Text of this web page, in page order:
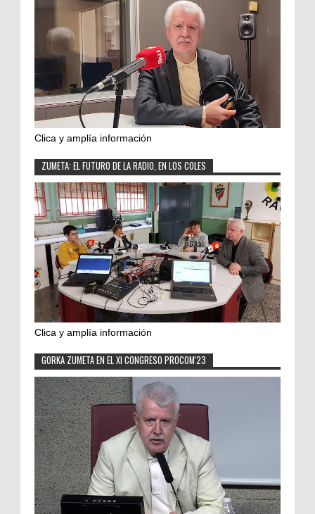
Clica y amplía información
ZUMETA: EL FUTURO DE LA RADIO, EN LOS COLES
Clica y amplía información
GORKA ZUMETA EN EL XI CONGRESO PROCOM'23